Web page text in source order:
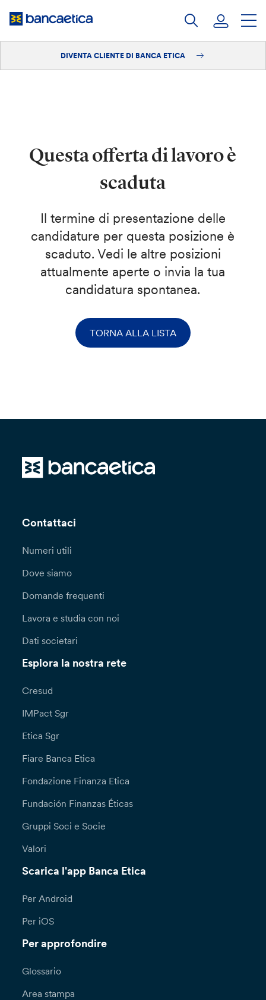
DIVENTA CLIENTE DI BANCA ETICA
Questa offerta di lavoro è
scaduta
Il termine di presentazione delle
candidature per questa posizione è
scaduto. Vedi le altre posizioni
attualmente aperte o invia la tua
candidatura spontanea.
TORNA ALLA LISTA
Contattaci
Numeri utili
Dove siamo
Domande frequenti
Lavora e studia con noi
Dati societari
Esplora la nostra rete
Cresud
IMPact Sgr
Etica Sgr
Fiare Banca Etica
Fondazione Finanza Etica
Fundación Finanzas Éticas
Gruppi Soci e Socie
Valori
Scarica l'app Banca Etica
Per Android
Per iOS
Per approfondire
Glossario
Area stampa